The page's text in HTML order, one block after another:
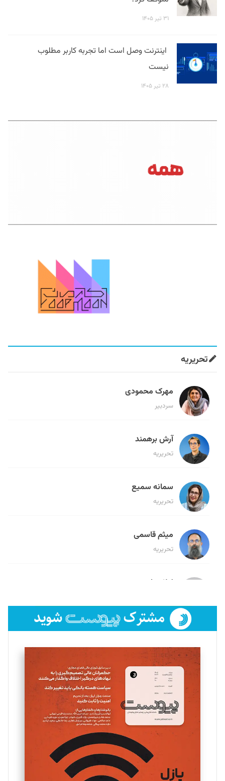
۳۱ تیر ۱۴۰۵
اینترنت وصل است اما تجربه کاربر مطلوب
نیست
۲۸ تیر ۱۴۰۵
تحریریه
مهرک محمودی
سردبیر
آرش برهمند
تحریریه
سمانه سمیع
تحریریه
میثم قاسمی
تحریریه
لیلا حنارود
فائزه فتحی رستمی
تحریریه
سروش کرمیان
تحریریه
مینا پاکدل
یسنا امان‌پور